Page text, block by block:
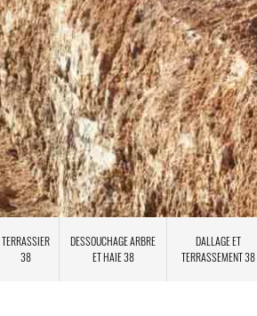
TERRASSIER
38
DESSOUCHAGE ARBRE
ET HAIE 38
DALLAGE ET
TERRASSEMENT 38